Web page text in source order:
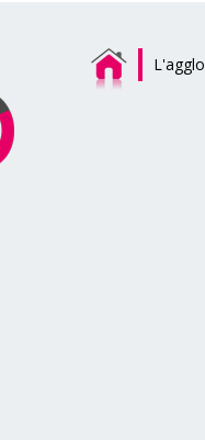
L'agglo